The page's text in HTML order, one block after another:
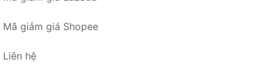
Mã giảm giá Shopee
Liên hệ